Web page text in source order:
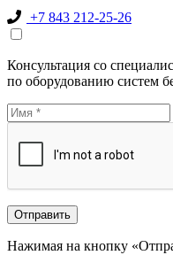
+7 843 212-25-26
Консультация со
по оборудованию систем
Нажимая на кнопку